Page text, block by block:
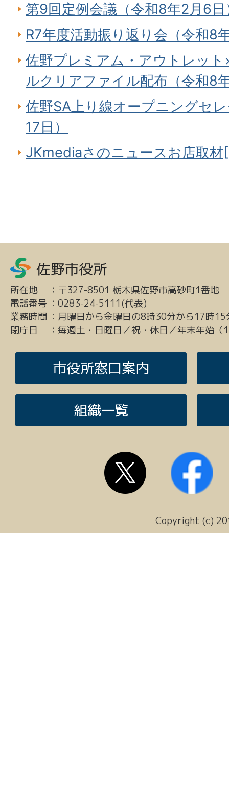
第9回定例会議（令和8年2月6日
R7年度活動振り返り会（令和8
佐野プレミアム・アウトレッ
ルクリアファイル配布（令和8
佐野SA上り線オープニングセ
17日）
JKmediaさのニュースお店取材
所在地 ： 〒327-8501 栃木県佐野市高砂町1番地
電話番号 ： 0283-24-5111(代表)
業務時間 ： 月曜日から金曜日の8時30分から17時15
閉庁日
： 毎週土・日曜日／祝・休日／年末年始
市役所窓口案内
組織一覧
Copyright (c)